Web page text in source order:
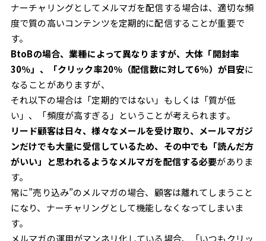
ナーチャリングとしてメルマガを配信する場合は、適切な頻
度で質の高いコンテンツを定期的に配信することが重要で
す。
BtoBの場合、業種によって異なりますが、大体「開封率
30％」、「クリック率20％（配信数に対して6％）が目安に
なることがありますが、
それ以下の場合は「定期的ではない」もしくは「質が低
い」、「頻度が高すぎる」ということが考えられます。
リード顧客は日々、様々なメールを受け取り、メールマガジ
ンだけでも大量に受信しているため、その中でも「読んだ方
がいい」と思われるようなメルマガを配信する必要がありま
す。
常に”売り込み”のメルマガの場合、顧客は離れてしまうこと
になり、ナーチャリングとして機能しなくなってしまいま
す。
メルマガの運用がマンネリ化している場合、「いつもクリッ